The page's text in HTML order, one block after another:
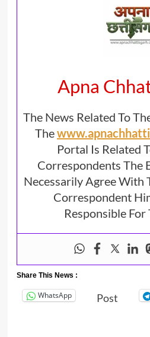
Apna
The News Related To
The
Portal Is Related
Correspondents The
Necessarily Agree With
Correspondent
Responsible For
Share This News :
WhatsApp Post